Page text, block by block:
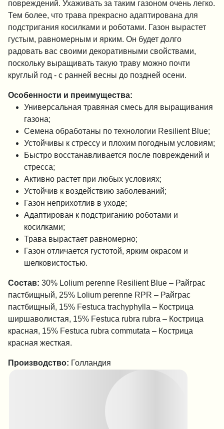
повреждений. Ухаживать за таким газоном очень легко.
Тем более, что трава прекрасно адаптирована для
подстригания косилками и роботами. Газон вырастет
густым, равномерным и ярким. Он будет долго
радовать вас своими декоративными свойствами,
поскольку выращивать такую траву можно почти
круглый год - с ранней весны до поздней осени.
Особенности и преимущества:
Универсальная травяная смесь для выращивания
газона;
Семена обработаны по технологии Resilient Blue;
Устойчивы к стрессу и плохим погодным условиям;
Быстро восстанавливается после повреждений и
стресса;
Активно растет при любых условиях;
Устойчив к воздействию заболеваний;
Газон неприхотлив в уходе;
Адаптирован к подстриганию роботами и
косилками;
Трава вырастает равномерно;
Газон отличается густотой, ярким окрасом и
шелковистостью.
Состав: 30% Lolium perenne Resilient Blue – Райграс
пастбищный, 25% Lolium perenne RPR – Райграс
пастбищный, 15% Festuca trachyphylla – Кострица
ширшаволистая, 15% Festuca rubra rubra – Кострица
красная, 15% Festuca rubra commutata – Кострица
красная жесткая.
Производство: Голландия